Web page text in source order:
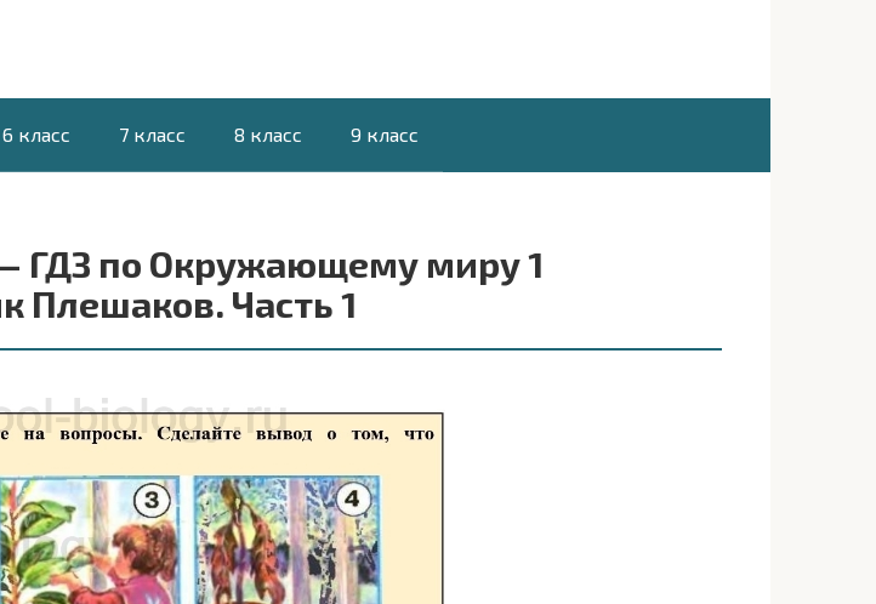
6 класс 7 класс 8 класс 9 класс
ГДЗ по Окружающему миру 1
Плешаков. Часть 1